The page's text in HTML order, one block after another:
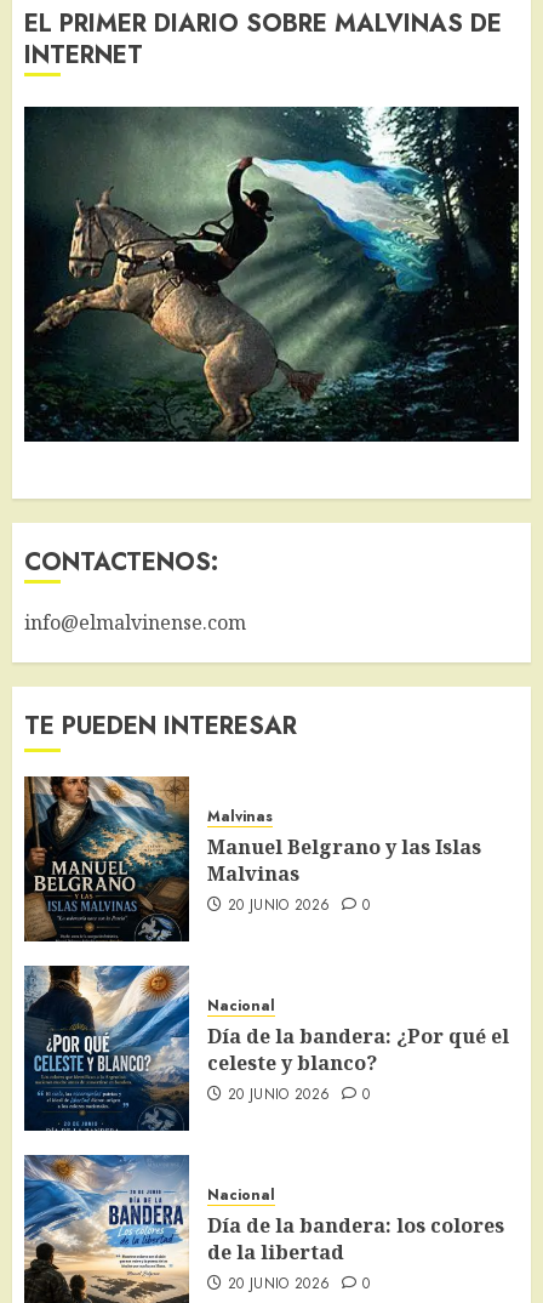
EL PRIMER DIARIO SOBRE MALVINAS DE
INTERNET
CONTACTENOS:
info@elmalvinense.com
TE PUEDEN INTERESAR
Malvinas
Manuel Belgrano y las Islas
Malvinas
20 JUNIO 2026 0
Nacional
Día de la bandera: ¿Por qué el
celeste y blanco?
20 JUNIO 2026 0
Nacional
Día de la bandera: los colores
de la libertad
20 JUNIO 2026 0